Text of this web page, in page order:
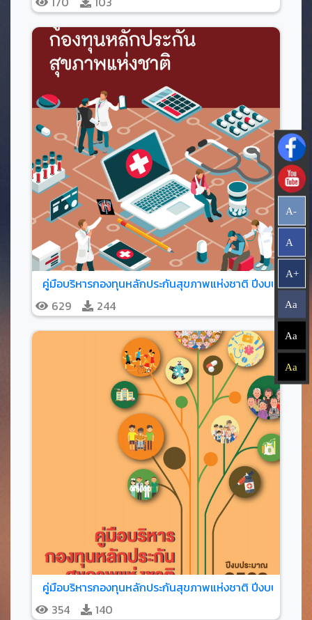
A-
A
A+
Aa
Aa
Aa
คู่มือบริหารกองทุนหลักประกันสุขภาพแห่งชาติ ปีงบประมาณ
629
244
คู่มือบริหารกองทุนหลักประกันสุขภาพแห่งชาติ ปีงบประมาณ
354
140